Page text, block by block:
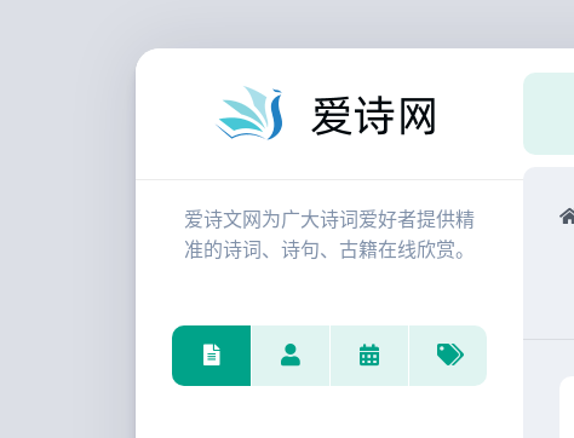
爱诗文网为广大诗词爱好者提供精
准的诗词、诗句、古籍在线欣赏。